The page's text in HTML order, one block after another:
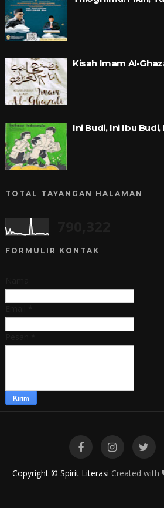
Kisah Imam Al-
Ini Budi, Ini Ibu
TOTAL TAYANGAN HALAMAN
FORMULIR KONTAK
Copyright © Spirit Literasi Created with